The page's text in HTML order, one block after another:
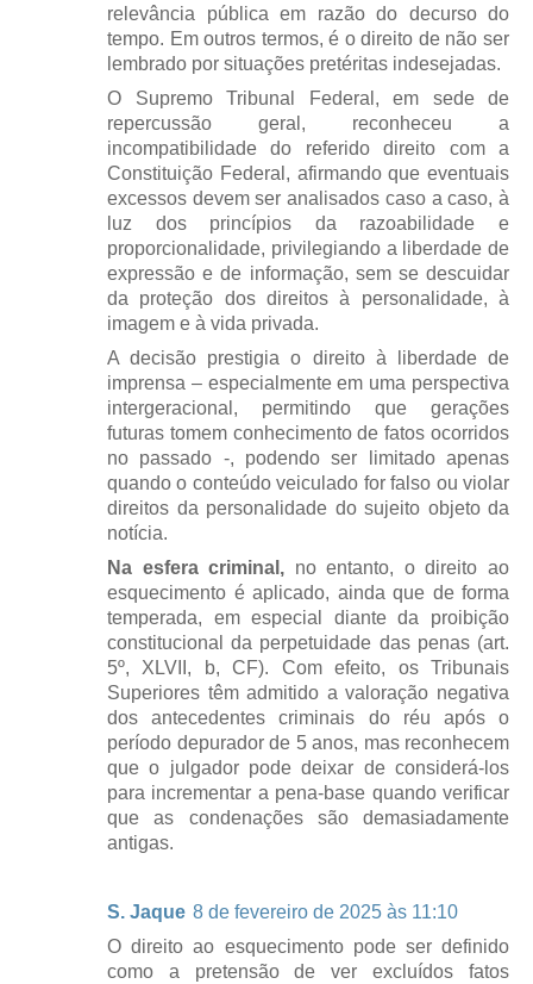
relevância pública em razão do decurso do
tempo. Em outros termos, é o direito de não ser
lembrado por situações pretéritas indesejadas.
O Supremo Tribunal Federal, em sede de
repercussão geral, reconheceu a
incompatibilidade do referido direito com a
Constituição Federal, afirmando que eventuais
excessos devem ser analisados caso a caso, à
luz dos princípios da razoabilidade e
proporcionalidade, privilegiando a liberdade de
expressão e de informação, sem se descuidar
da proteção dos direitos à personalidade, à
imagem e à vida privada.
A decisão prestigia o direito à liberdade de
imprensa – especialmente em uma perspectiva
intergeracional, permitindo que gerações
futuras tomem conhecimento de fatos ocorridos
no passado -, podendo ser limitado apenas
quando o conteúdo veiculado for falso ou violar
direitos da personalidade do sujeito objeto da
notícia.
Na esfera criminal, no entanto, o direito ao
esquecimento é aplicado, ainda que de forma
temperada, em especial diante da proibição
constitucional da perpetuidade das penas (art.
5º, XLVII, b, CF). Com efeito, os Tribunais
Superiores têm admitido a valoração negativa
dos antecedentes criminais do réu após o
período depurador de 5 anos, mas reconhecem
que o julgador pode deixar de considerá-los
para incrementar a pena-base quando verificar
que as condenações são demasiadamente
antigas.
S. Jaque 8 de fevereiro de 2025 às 11:10
O direito ao esquecimento pode ser definido
como a pretensão de ver excluídos fatos